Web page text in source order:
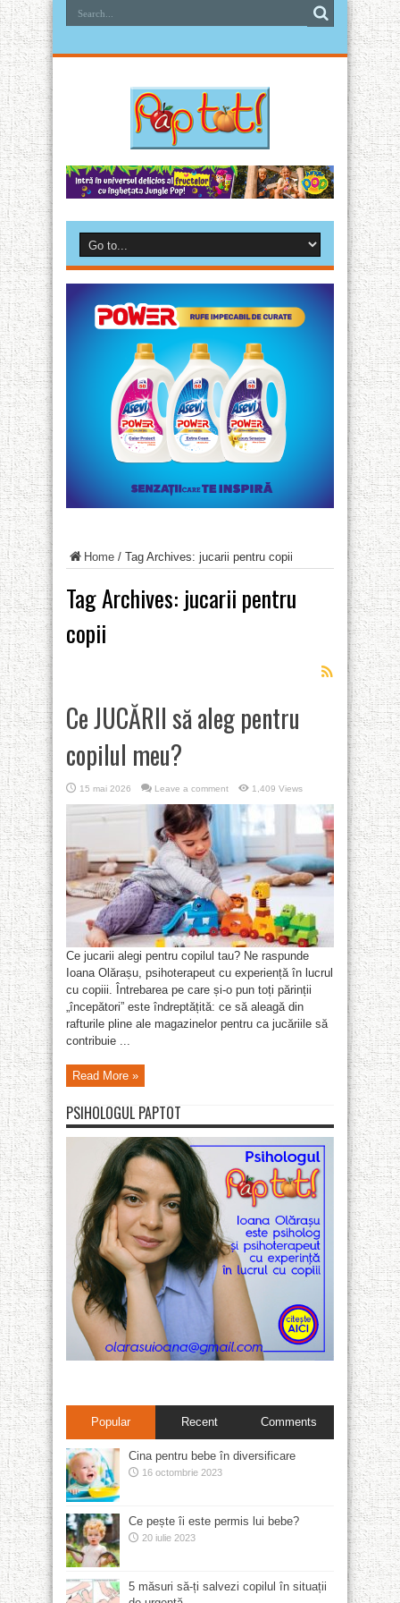
Home / Tag Archives: jucarii pentru copii
Tag Archives: jucarii pentru
copii
Ce JUCĂRII să aleg pentru
copilul meu?
15 mai 2026 Leave a comment 1,409 Views
Ce jucarii alegi pentru copilul tau? Ne raspunde
Ioana Olărașu, psihoterapeut cu experiență în lucrul
cu copiii. Întrebarea pe care și-o pun toți părinții
„începători” este îndreptățită: ce să aleagă din
rafturile pline ale magazinelor pentru ca jucăriile să
contribuie ...
Read More »
PSIHOLOGUL PAPTOT
Popular Recent Comments
Cina pentru bebe în diversificare
16 octombrie 2023
Ce pește îi este permis lui bebe?
20 iulie 2023
5 măsuri să-ți salvezi copilul în situații